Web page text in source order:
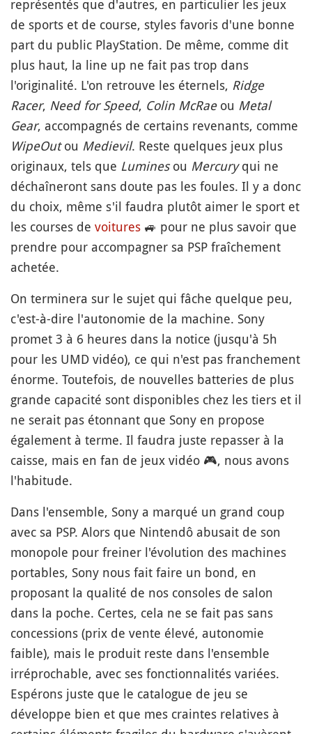
représentés que d'autres, en particulier les jeux
de sports et de course, styles favoris d'une bonne
part du public PlayStation. De même, comme dit
plus haut, la line up ne fait pas trop dans
l'originalité. L'on retrouve les éternels, Ridge
Racer, Need for Speed, Colin McRaeou Metal
Gear, accompagnés de certains revenants, comme
WipeOutou Medievil. Reste quelques jeux plus
originaux, tels que Luminesou Mercuryqui ne
déchaîneront sans doute pas les foules. Il y a donc
du choix, même s'il faudra plutôt aimer le sport et
les courses de voitures 🚙 pour ne plus savoir que
prendre pour accompagner sa PSP fraîchement
achetée.
On terminera sur le sujet qui fâche quelque peu,
c'est-à-dire l'autonomie de la machine. Sony
promet 3 à 6 heures dans la notice (jusqu'à 5h
pour les UMD vidéo), ce qui n'est pas franchement
énorme. Toutefois, de nouvelles batteries de plus
grande capacité sont disponibles chez les tiers et il
ne serait pas étonnant que Sony en propose
également à terme. Il faudra juste repasser à la
caisse, mais en fan de jeux vidéo 🎮, nous avons
l'habitude.
Dans l'ensemble, Sony a marqué un grand coup
avec sa PSP. Alors que Nintendô abusait de son
monopole pour freiner l'évolution des machines
portables, Sony nous fait faire un bond, en
proposant la qualité de nos consoles de salon
dans la poche. Certes, cela ne se fait pas sans
concessions (prix de vente élevé, autonomie
faible), mais le produit reste dans l'ensemble
irréprochable, avec ses fonctionnalités variées.
Espérons juste que le catalogue de jeu se
développe bien et que mes craintes relatives à